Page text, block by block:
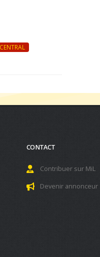
CONTACT
Contribuer sur MiL
Devenir annonceur